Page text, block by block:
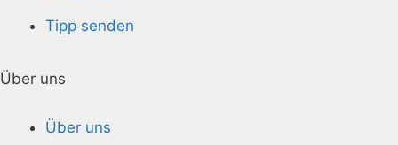
Tipp senden
Über uns
Über uns